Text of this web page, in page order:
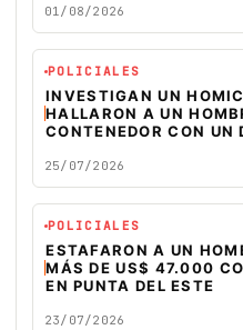
01/08/2026
POLICIALES
INVESTIGAN UN
HALLARON A UN
CONTENEDOR CON UN
25/07/2026
POLICIALES
ESTAFARON A UN
MÁS DE US$ 47.000
EN PUNTA DEL ESTE
23/07/2026